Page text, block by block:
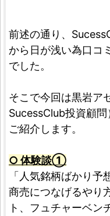
前述の通り、
から日が浅い為口コ
でした。
そこで今回は黒岩ア
SucessClub投資顧
ご紹介します。
○ 体験談①
「人気銘柄ばかり
商売につなげるやり
ト、フュチャーベン